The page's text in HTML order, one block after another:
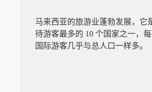
马来西亚的旅游业蓬勃发展，它
待游客最多的 10 个国家之一，
国际游客几乎与总人口一样多。